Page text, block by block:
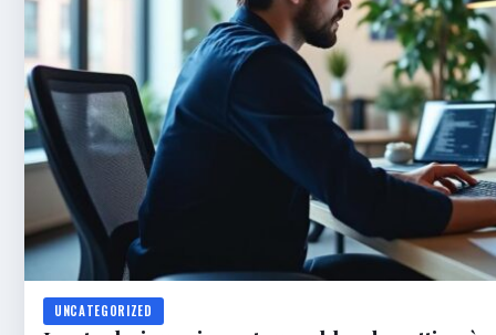
UNCATEGORIZED